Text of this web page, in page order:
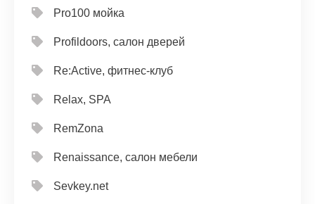
Pro100 мойка
Profildoors, салон дверей
Re:Active, фитнес-клуб
Relax, SPA
RemZona
Renaissance, салон мебели
Sevkey.net